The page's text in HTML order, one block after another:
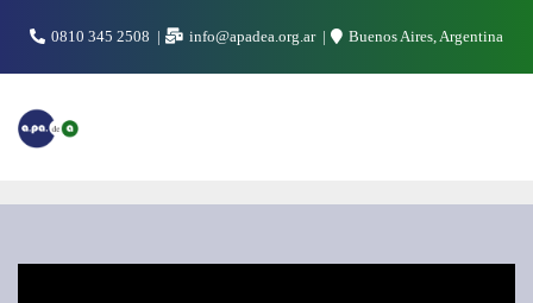
0810 345 2508 info@apadea.org.ar Buenos Aires, Argentina